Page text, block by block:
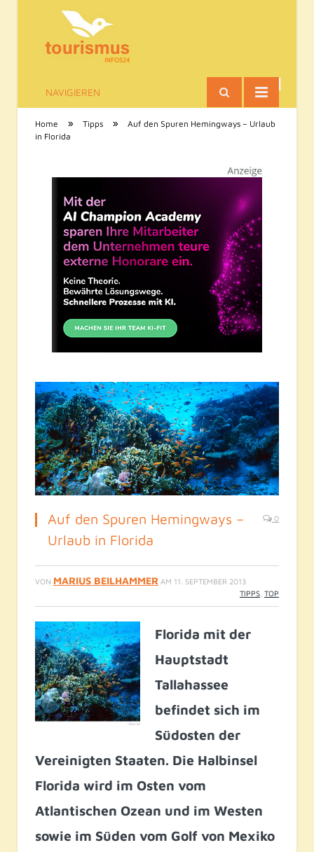
Tourismus-Infos
NAVIGIEREN
Home » Tipps »
Auf den Spuren Hemingways – Urlaub
in Florida
Auf den Spuren Hemingways –
Urlaub in Florida
0
VON MARIUS BEILHAMMER AM 11. SEPTEMBER 2013
TIPPS TOP
Florida mit der
Hauptstadt
Tallahassee
befindet sich im
Südosten der
Vereinigten Staaten. Die Halbinsel
Florida wird im Osten vom
Atlantischen Ozean und im Westen
sowie im Süden vom Golf von Mexiko